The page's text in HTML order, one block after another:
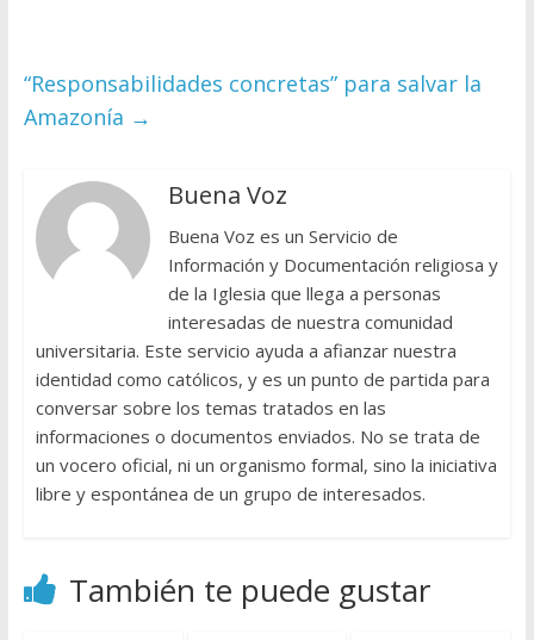
“Responsabilidades concretas” para salvar la
Amazonía →
Buena Voz
Buena Voz es un Servicio de
Información y Documentación religiosa y
de la Iglesia que llega a personas
interesadas de nuestra comunidad
universitaria. Este servicio ayuda a afianzar nuestra
identidad como católicos, y es un punto de partida para
conversar sobre los temas tratados en las
informaciones o documentos enviados. No se trata de
un vocero oficial, ni un organismo formal, sino la iniciativa
libre y espontánea de un grupo de interesados.
También te puede gustar